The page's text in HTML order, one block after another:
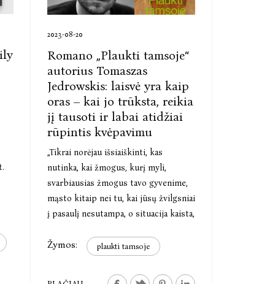
2023-08-20
Romano „Plaukti tamsoje“
autorius Tomaszas
Jedrowskis: laisvė yra kaip
oras – kai jo trūksta, reikia
jį tausoti ir labai atidžiai
rūpintis kvėpavimu
„Tikrai norėjau išsiaiškinti, kas
nutinka, kai žmogus, kurį myli,
svarbiausias žmogus tavo gyvenime,
mąsto kitaip nei tu, kai jūsų žvilgsniai
į pasaulį nesutampa, o situacija kaista,
visuomenėje", – sako romano autorius
Žymos: plaukti tamsoje